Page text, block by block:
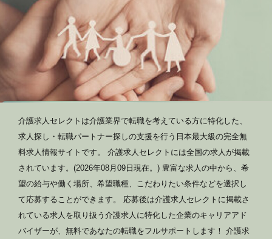
介護求人セレクトは介護業界で転職を考えている方に特化した、
求人探し・転職パートナー探しの支援を行う日本最大級の完全無
料求人情報サイトです。 介護求人セレクトには全国の求人が掲載
されています。(2026年08月09日現在。) 豊富な求人の中から、希
望の給与や働く場所、希望職種、こだわりたい条件などを選択し
て応募することができます。 応募後は介護求人セレクトに掲載さ
れている求人を取り扱う介護求人に特化した企業のキャリアアド
バイザーが、無料であなたの転職をフルサポートします！ 介護求